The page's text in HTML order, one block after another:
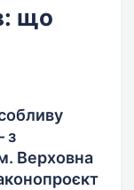
що
з
Верховна